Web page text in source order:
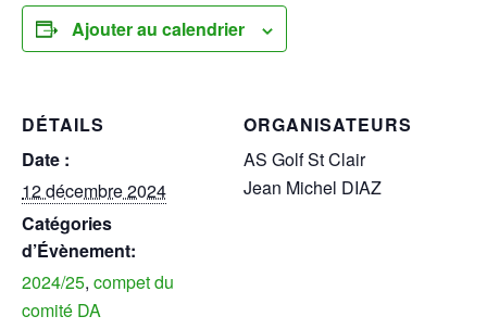
Ajouter au calendrier
DÉTAILS
Date :
12 décembre 2024
Catégories
d’Évènement:
2024/25, compet du
comité DA
ORGANISATEURS
AS Golf St Clair
Jean Michel DIAZ